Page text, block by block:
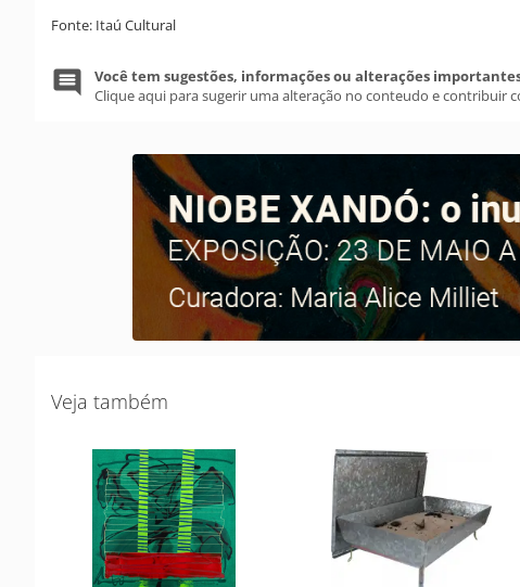
Fonte: Itaú Cultural
Você tem sugestões, informações ou alterações
Clique aqui para sugerir uma alteração no conteudo e contribuir
Veja também